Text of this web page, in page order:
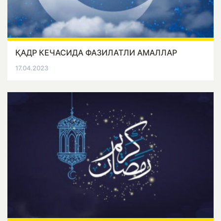
ҚАДР КЕЧАСИДА ФАЗИЛАТЛИ АМАЛЛАР
17.04.2023